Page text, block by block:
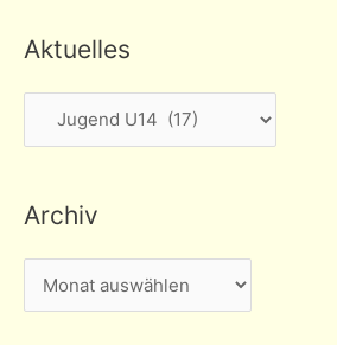
Aktuelles
k
u
Archiv
r